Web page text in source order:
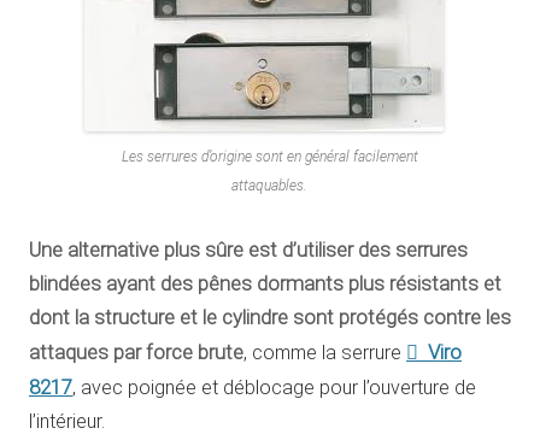
Les serrures d’origine sont en général facilement
attaquables.
Une alternative plus sûre est d’utiliser des serrures
blindées ayant des pênes dormants plus résistants et
dont la structure et le cylindre sont protégés contre les
attaques par force brute, comme la serrure
Viro
8217, avec poignée et déblocage pour l’ouverture de
l’intérieur.